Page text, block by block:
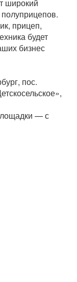
широкий
прицеп,
будет
бизнес
пос.
— с